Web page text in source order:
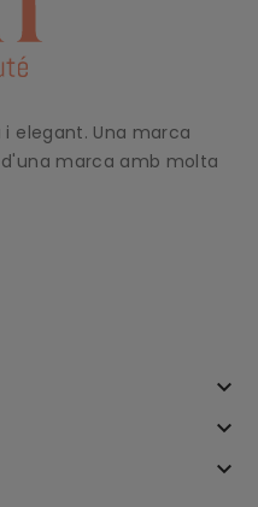
elegant. Una marca
marca amb molta
keyboard_arrow_down
keyboard_arrow_down
keyboard_arrow_down